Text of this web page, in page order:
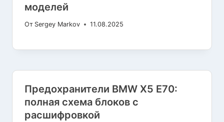
моделей
От Sergey Markov 11.08.2025
Предохранители BMW X5 E70:
полная схема блоков с
расшифровкой